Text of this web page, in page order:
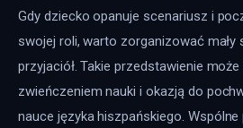
Gdy dziecko opanuje scenariusz i
swojej roli, warto zorganizować mały
przyjaciół. Takie przedstawienie
zwieńczeniem nauki i okazją do
nauce języka hiszpańskiego.